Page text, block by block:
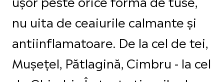
nu uita de ceaiurile calmante și
antiinflamatoare. De la cel de tei,
Mușețel, Pătlagină, Cimbru - la cel